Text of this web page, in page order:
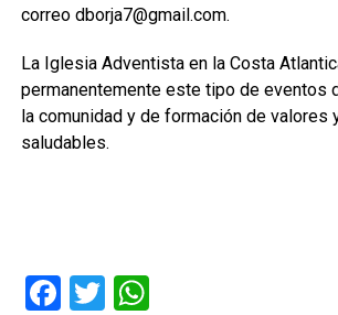
correo dborja7@gmail.com.
La Iglesia Adventista en la Costa
permanentemente este tipo de eventos
la comunidad y de formación de valores
saludables.
Facebook
TwitterWhatsApp